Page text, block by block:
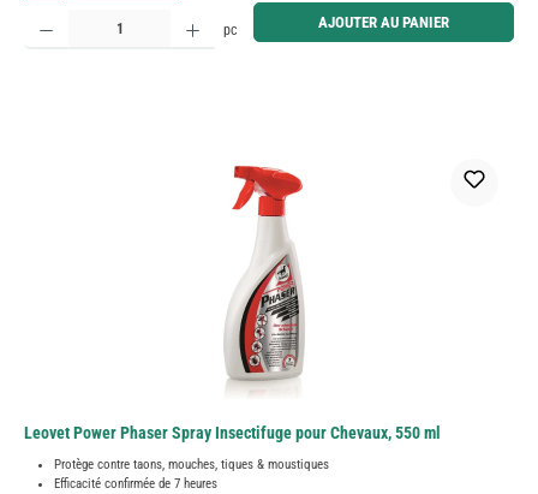
Quantité de produit : Entrez la quantité souhaitée ou utilisez les boutons pour augmenter ou
pc AJOUTER AU PANIER
Leovet Power Phaser Spray Insectifuge pour Chevaux, 550 ml
Protège contre taons, mouches, tiques & moustiques
Efficacité confirmée de 7 heures